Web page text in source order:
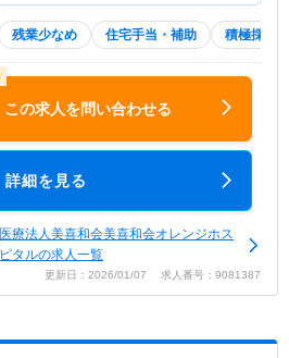
残業少なめ 住宅手当・補助 積極採用中
この求人を問い合わせる
詳細を見る
医療法人美喜和会美喜和会オレンジホス
ピタルの求人一覧
更新日：2026/01/07 求人番号：9081387